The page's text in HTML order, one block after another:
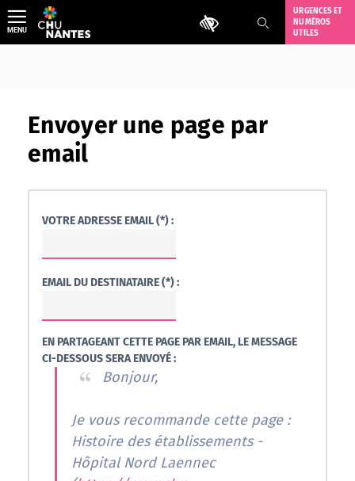
Aller
au
contenu
Outils d'accessibilité
URGENCES ET
NUMÉROS
UTILES
MENU
Envoyer une page par
email
VOTRE ADRESSE EMAIL (*) :
EMAIL DU DESTINATAIRE (*) :
EN PARTAGEANT CETTE PAGE PAR EMAIL, LE MESSAGE
CI-DESSOUS SERA ENVOYÉ :
Bonjour,
Je vous recommande cette page :
Histoire des établissements -
Hôpital Nord Laennec